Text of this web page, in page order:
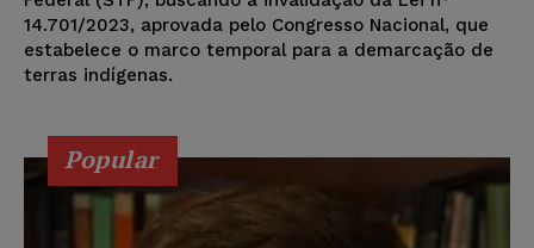
14.701/2023, aprovada pelo Congresso Nacional, que
estabelece o marco temporal para a demarcação de
terras indígenas.
Popular